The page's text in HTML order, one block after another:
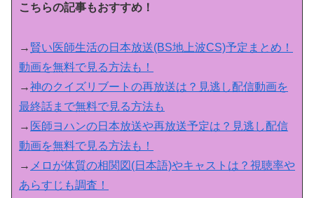
こちらの記事もおすすめ！
→ 賢い医師生活の日本放送(BS地上波CS)予定まとめ！
動画を無料で見る方法も！
→神のクイズリブートの再放送は？見逃し配信動画を
最終話まで無料で見る方法も
→ 医師ヨハンの日本放送や再放送予定は？見逃し配信
動画を無料で見る方法も！
→ メロが体質の相関図(日本語)やキャストは？視聴率や
あらすじも調査！